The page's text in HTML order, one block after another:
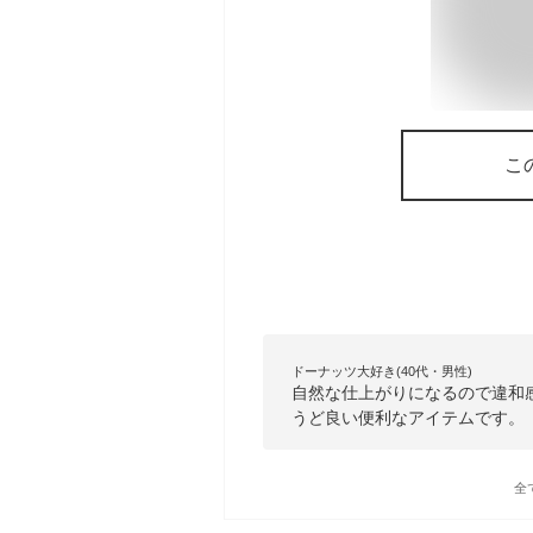
こ
ドーナッツ大好き(40代・男性)
自然な仕上がりになるので違
うど良い便利なアイテムです。
全